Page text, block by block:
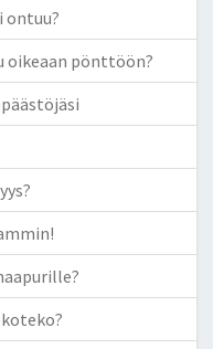
ontuu?
oikeaan pönttöön?